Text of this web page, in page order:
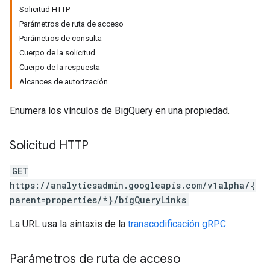
Solicitud HTTP
Parámetros de ruta de acceso
Parámetros de consulta
Cuerpo de la solicitud
Cuerpo de la respuesta
Alcances de autorización
Enumera los vínculos de BigQuery en una propiedad.
Solicitud HTTP
GET
https://analyticsadmin.googleapis.com/v1alpha/{
parent=properties/*}/bigQueryLinks
La URL usa la sintaxis de la transcodificación gRPC.
Parámetros de ruta de acceso